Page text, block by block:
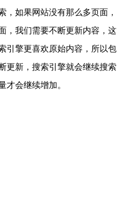
，如果网站没有那么多页面，
，我们需要不断更新内容，这
引擎更喜欢原始内容，所以包
更新，搜索引擎就会继续搜索
会继续增加。